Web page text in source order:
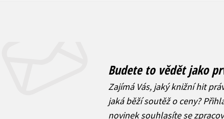
Budete to vědět jako
Zajímá Vás, jaký knižní hit
jaká běží soutěž o ceny?
novineksouhlasíte se